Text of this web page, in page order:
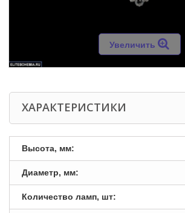
Увеличить
ХАРАКТЕРИСТИКИ
Высота, мм:
Диаметр, мм:
Количество ламп, шт: